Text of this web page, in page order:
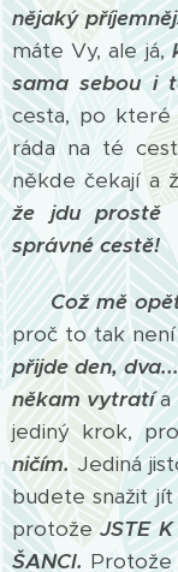
nějaký
máte Vy, ale já,
sama sebou i
cesta, po
ráda na té
někde čekají a
že jdu prostě
správné cestě!
Což mě
proč to tak
přijde den,
někam vytratía
jediný krok,
ničím. Jediná
budete snažit
protožeJSTE
ŠANCI.